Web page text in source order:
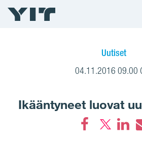
Uutiset
04.11.2016 09.00
Ikääntyneet luovat